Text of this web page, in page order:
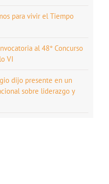
para vivir el Tiempo
al 48° Concurso
VI
dijo presente en un
sobre liderazgo y